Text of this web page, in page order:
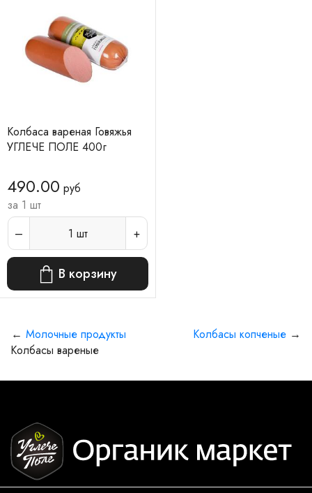
Колбаса вареная Говяжья
УГЛЕЧЕ ПОЛЕ 400г
490.00 руб
за 1 шт
1 шт
В корзину
← Молочные продукты Колбасы копченые →
Колбасы вареные